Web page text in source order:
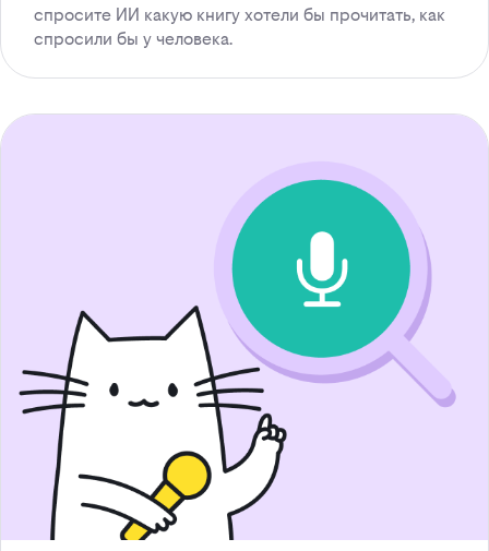
спросите ИИ какую книгу хотели бы прочитать, как
спросили бы у человека.